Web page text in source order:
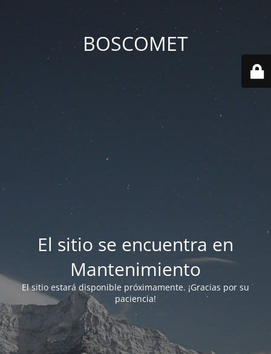
BOSCOMET
El sitio se encuentra en
Mantenimiento
El sitio estará disponible próximamente. ¡Gracias por su
paciencia!